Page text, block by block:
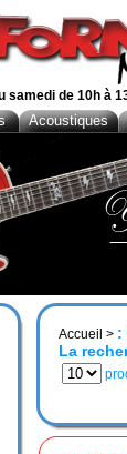
Accueil > :
La
samedi de 10h à
Acoustiques